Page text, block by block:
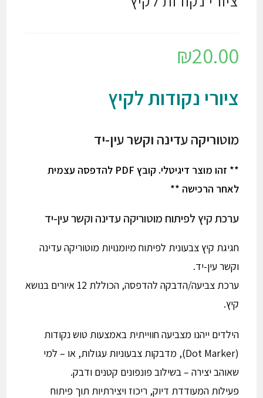
₪20.00
ציורי נקודות לקיץ
מוטוריקה עדינה וקשר עין-יד
** זהו מוצר דיגיטלי. קובץ PDF להדפסה עצמית
לאחר הרכישה **
ערכת קיץ לפיתוח מוטוריקה עדינה וקשר עין-יד
חגיגת קיץ צבעונית לפיתוח מיומנויות מוטוריקה עדינה
וקשר עין-יד.
ערכת צביעה/הדבקה להדפסה, הכוללת 12 איורים בנושא
קיץ.
הילדים ייהנו מצביעה חווייתית באמצעות טוש נקודות
(Dot Marker), מדבקות צבעוניות עגולות, או – למי
שאוהב יצירה – בשילוב פונפונים קטנים ודבק.
פעילות המעודדת דיוק, ריכוז ויצירתיות תוך פיתוח